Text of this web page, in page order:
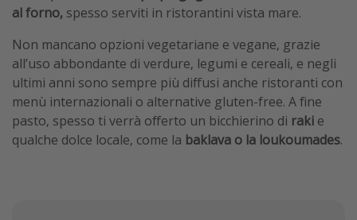
al forno, spesso serviti in ristorantini vista mare.
Non mancano opzioni vegetariane e vegane, grazie
all’uso abbondante di verdure, legumi e cereali, e negli
ultimi anni sono sempre più diffusi anche ristoranti con
menù internazionali o alternative gluten-free. A fine
pasto, spesso ti verrà offerto un bicchierino di raki e
qualche dolce locale, come la baklava o la loukoumades.